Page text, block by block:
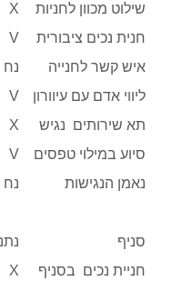
שילוט מכוון לחניות
X
חנית נכים ציבורית
V
איש קשר לחנייה
נח
ליווי אדם עם עיוורון
V
תא שירותים נגיש
X
סיוע במילוי טפסים
V
נאמן הנגישות
נח
סניף
חניית נכים בסניף
X